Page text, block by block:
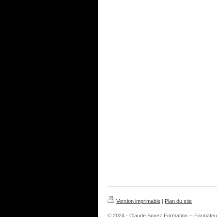
Version imprimable | Plan du site
© 2024 - Claude.Soyez.Formation --